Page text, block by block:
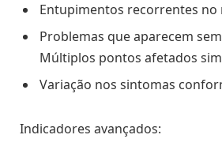
Entupimentos recorrentes no
Problemas que aparecem
Múltiplos pontos afetados
Variação nos sintomas
Indicadores avançados: